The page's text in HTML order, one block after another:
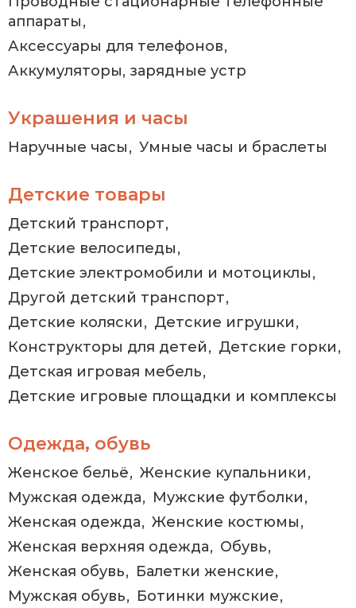
аппараты
Аксессуары для телефонов
Аккумуляторы, зарядные устр
Украшения и часы
Наручные часы Умные часы и браслеты
Детские товары
Детский транспорт
Детские велосипеды
Детские электромобили и мотоциклы
Другой детский транспорт
Детские коляски
Детские игрушки
Конструкторы для детей
Детские горки
Детская игровая мебель
Детские игровые площадки и комплексы
Одежда, обувь
Женское бельё
Женские купальники
Мужская одежда
Мужские футболки
Женская одежда
Женские костюмы
Женская верхняя одежда
Обувь
Женская обувь
Балетки женские
Мужская обувь
Ботинки мужские